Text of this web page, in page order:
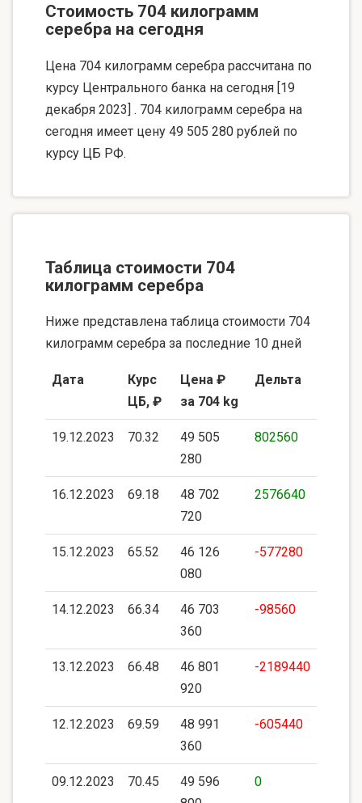
Стоимость 704 килограмм
серебра на сегодня
Цена 704 килограмм серебра рассчитана по
курсу Центрального банка на сегодня [19
декабря 2023] . 704 килограмм серебра на
сегодня имеет цену 49 505 280 рублей по
курсу ЦБ РФ.
Таблица стоимости 704
килограмм серебра
Ниже представлена таблица стоимости 704
килограмм серебра за последние 10 дней
Дата
Курс
ЦБ, ₽
Цена ₽
за 704 kg
Дельта
19.12.2023 70.32
49 505
280
802560
16.12.2023 69.18
48 702
720
2576640
15.12.2023 65.52
46 126
080
-577280
14.12.2023 66.34
46 703
360
-98560
13.12.2023 66.48
46 801
920
-2189440
12.12.2023 69.59
48 991
360
-605440
09.12.2023 70.45
49 596
0